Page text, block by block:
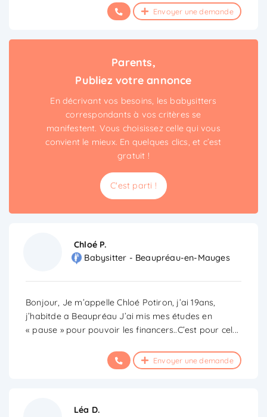
Envoyer une demande
Parents,
Publiez votre annonce
En décrivant vos besoins, les babysitters
correspondants à vos critères se
manifestent. Vous choisissez celle qui vous
convient le mieux. En quelques clics, et c’est
gratuit !
C'est parti !
Chloé P.
Babysitter - Beaupréau-en-Mauges
Bonjour, Je m’appelle Chloé Potiron, j’ai 19ans,
j’habitde a Beaupréau J’ai mis mes études en
« pause » pour pouvoir les financers..C’est pour cel...
Envoyer une demande
Léa D.